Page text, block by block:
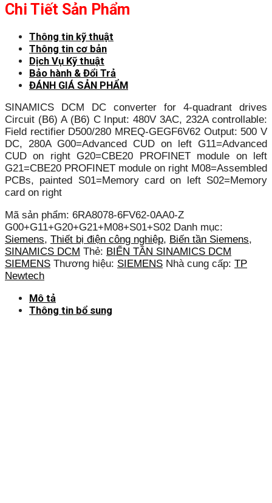
Chi Tiết Sản Phẩm
Thông tin kỹ thuật
Thông tin cơ bản
Dịch Vụ Kỹ thuật
Bảo hành & Đổi Trả
ĐÁNH GIÁ SẢN PHẨM
SINAMICS DCM DC converter for 4-quadrant drives
Circuit (B6) A (B6) C Input: 480V 3AC, 232A controllable:
Field rectifier D500/280 MREQ-GEGF6V62 Output: 500 V
DC, 280A G00=Advanced CUD on left G11=Advanced
CUD on right G20=CBE20 PROFINET module on left
G21=CBE20 PROFINET module on right M08=Assembled
PCBs, painted S01=Memory card on left S02=Memory
card on right
Mã sản phẩm: 6RA8078-6FV62-0AA0-Z
G00+G11+G20+G21+M08+S01+S02 Danh mục:
Siemens, Thiết bị điện công nghiệp, Biến tần Siemens,
SINAMICS DCM Thẻ: BIẾN TẦN SINAMICS DCM
SIEMENS Thương hiệu: SIEMENS Nhà cung cấp: TP
Newtech
Mô tả
Thông tin bổ sung